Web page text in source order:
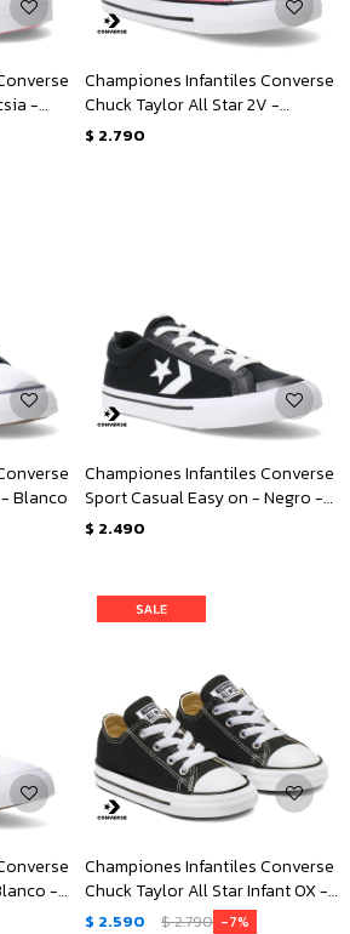
-
Championes Infantiles Converse
Chuck Taylor All Star 2V -
Rosado - Blanco
$ 2.790
Blanco
Championes Infantiles Converse
Sport Casual Easy on - Negro -
Blanco
$ 2.490
-
Championes Infantiles Converse
Chuck Taylor All Star Infant OX -
Negro
$ 2.590 $2.790 7